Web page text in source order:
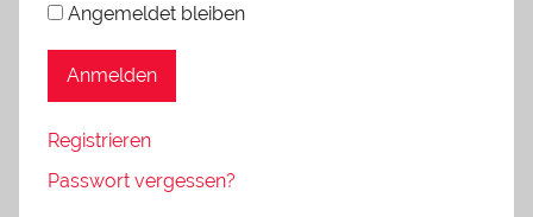
Angemeldet bleiben
Anmelden
Registrieren
Passwort vergessen?